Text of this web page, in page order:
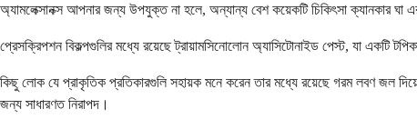
অ্যামলেক্সানক্স আপনার জন্য উপযুক্ত না হলে, অন্যান্য বেশ কয়েকটি চিকিৎসা ক্যানকার ঘা
প্রেসক্রিপশন বিকল্পগুলির মধ্যে রয়েছে ট্রায়ামসিনোলোন অ্যাসিটোনাইড পেস্ট, যা একটি
কিছু লোক যে প্রাকৃতিক প্রতিকারগুলি সহায়ক মনে করেন তার মধ্যে রয়েছে গরম লবণ জল দিয়ে
জন্য সাধারণত নিরাপদ।